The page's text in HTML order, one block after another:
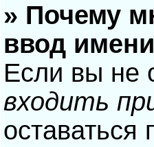
» Почему
ввод
Если вы не
входить